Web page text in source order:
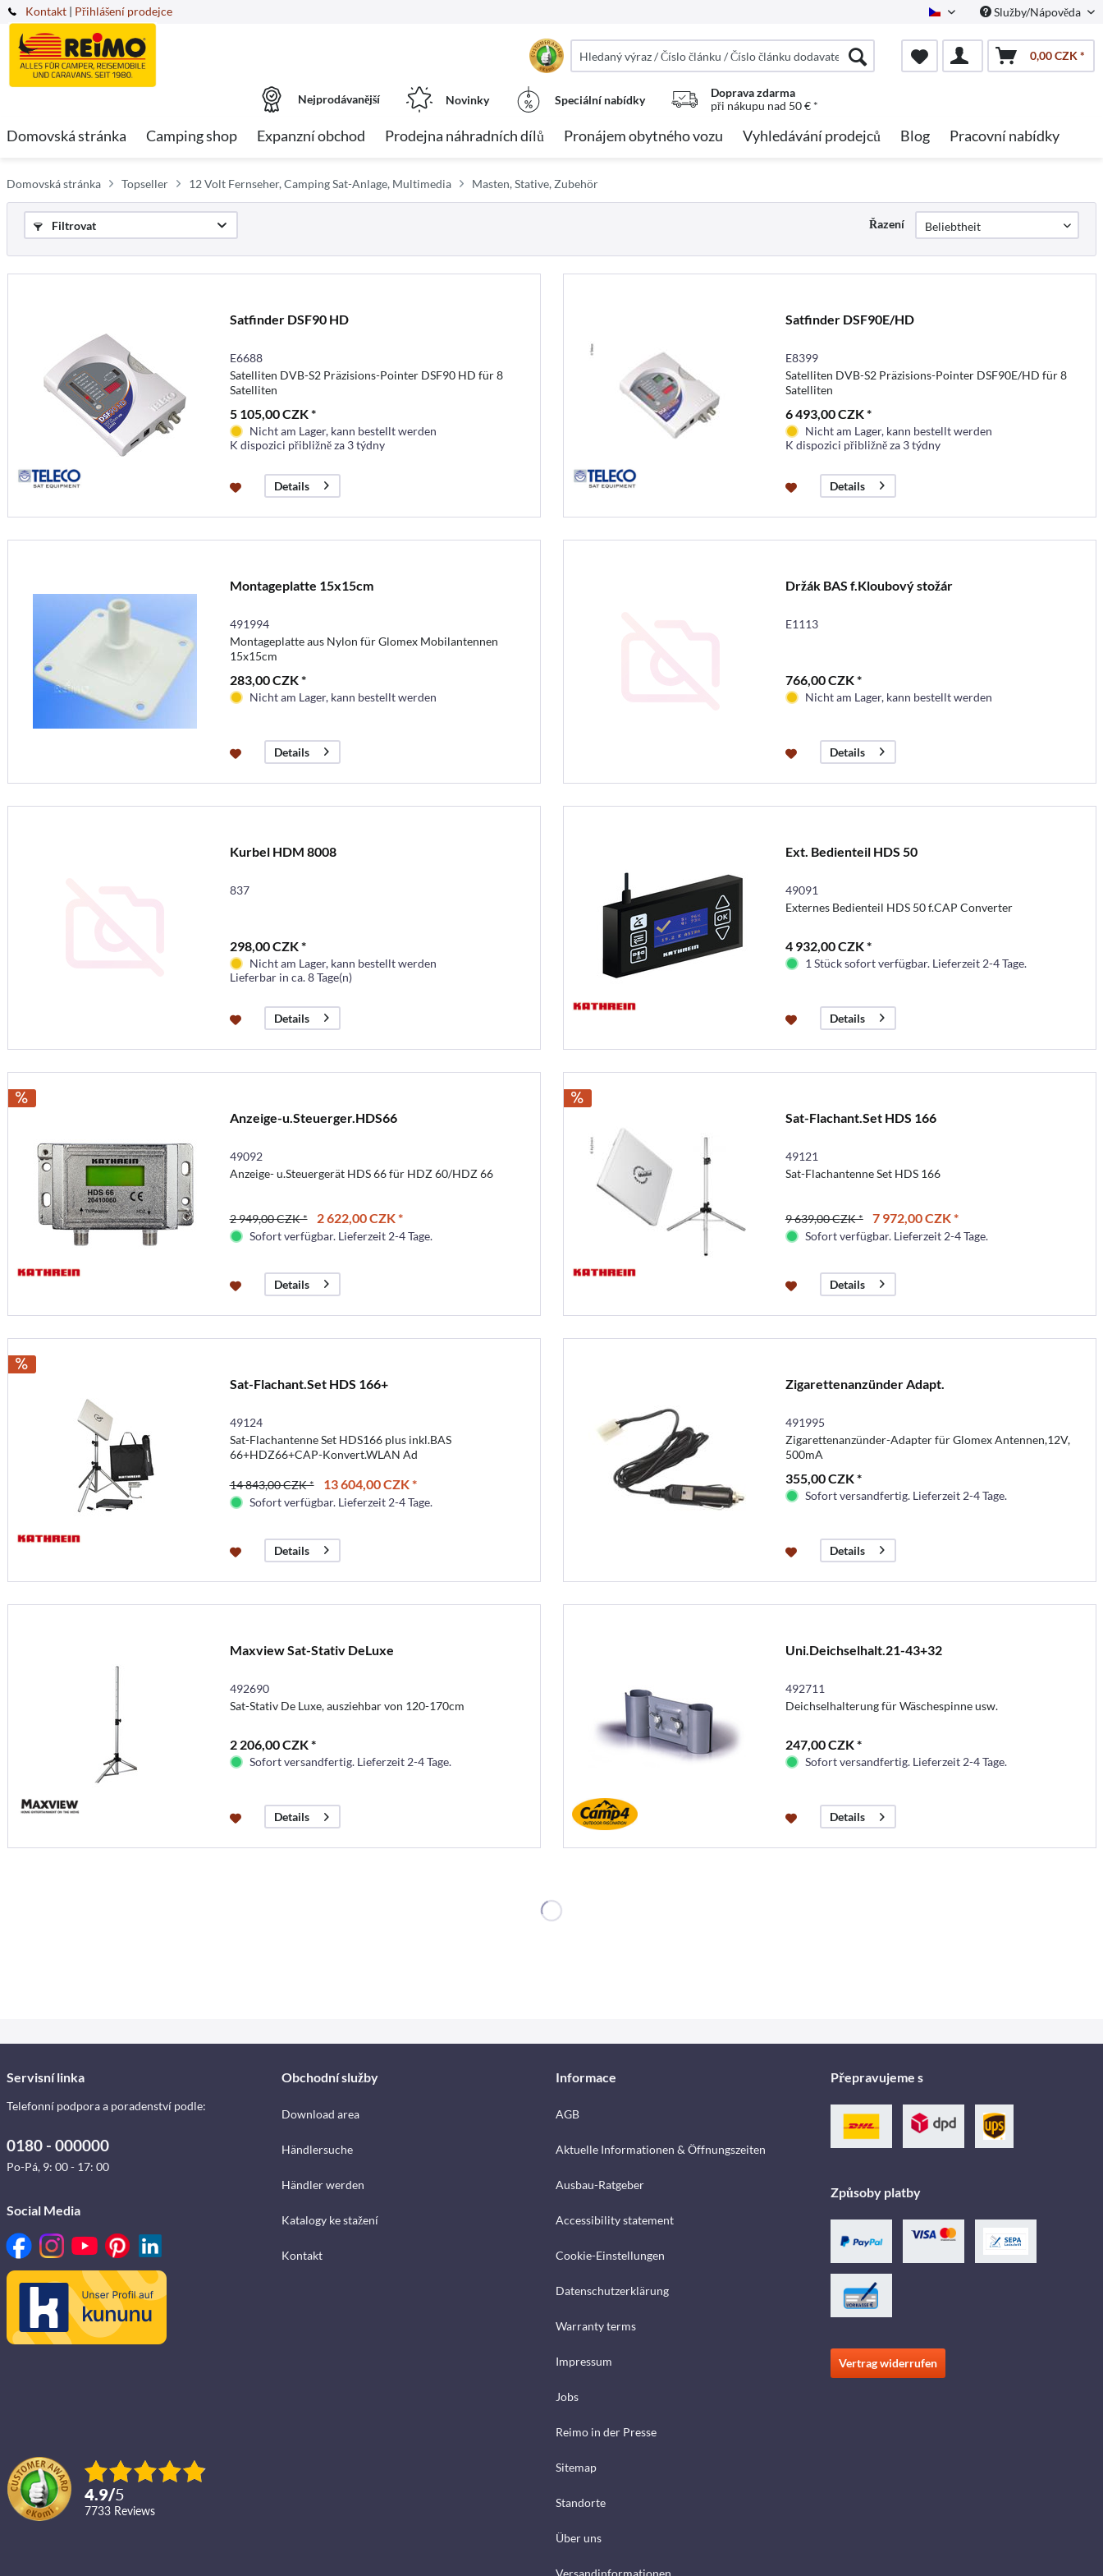
Kontakt Czech Služby/Nápověda
| Přihlášení prodejce
0,00 CZK *
Nejprodávanější Novinky Speciální nabídky
Doprava zdarma
při nákupu nad 50 € *
Domovská stránka Camping shop Expanzní obchod Prodejna náhradních dílů Pronájem obytného vozu Vyhledávání prodejců Blog Pracovní nabídky
Domovská stránka Topseller 12 Volt Fernseher, Camping Sat-Anlage, Multimedia Masten, Stative, Zubehör
Filtrovat Řazení
Satfinder DSF90 HD
E6688
Satelliten DVB-S2 Präzisions-Pointer DSF90 HD für 8
Satelliten
5 105,00 CZK *
Nicht am Lager, kann bestellt werden
K dispozici přibližně za 3 týdny
Details
Satfinder DSF90E/HD
E8399
Satelliten DVB-S2 Präzisions-Pointer DSF90E/HD für 8
Satelliten
6 493,00 CZK *
Nicht am Lager, kann bestellt werden
K dispozici přibližně za 3 týdny
Details
Montageplatte 15x15cm
491994
Montageplatte aus Nylon für Glomex Mobilantennen
15x15cm
283,00 CZK *
Nicht am Lager, kann bestellt werden
Details
Držák BAS f.Kloubový stožár
E1113
766,00 CZK *
Nicht am Lager, kann bestellt werden
Details
Kurbel HDM 8008
837
298,00 CZK *
Nicht am Lager, kann bestellt werden
Lieferbar in ca. 8 Tage(n)
Details
Ext. Bedienteil HDS 50
49091
Externes Bedienteil HDS 50 f.CAP Converter
4 932,00 CZK *
1 Stück sofort verfügbar. Lieferzeit 2-4 Tage.
Details
Anzeige-u.Steuerger.HDS66
49092
Anzeige- u.Steuergerät HDS 66 für HDZ 60/HDZ 66
2 949,00 CZK * 2 622,00 CZK *
Sofort verfügbar. Lieferzeit 2-4 Tage.
Details
Sat-Flachant.Set HDS 166
49121
Sat-Flachantenne Set HDS 166
9 639,00 CZK * 7 972,00 CZK *
Sofort verfügbar. Lieferzeit 2-4 Tage.
Details
Sat-Flachant.Set HDS 166+
49124
Sat-Flachantenne Set HDS166 plus inkl.BAS
66+HDZ66+CAP-Konvert.WLAN Ad
14 843,00 CZK * 13 604,00 CZK *
Sofort verfügbar. Lieferzeit 2-4 Tage.
Details
Zigarettenanzünder Adapt.
491995
Zigarettenanzünder-Adapter für Glomex Antennen,12V,
500mA
355,00 CZK *
Sofort versandfertig. Lieferzeit 2-4 Tage.
Details
Maxview Sat-Stativ DeLuxe
492690
Sat-Stativ De Luxe, ausziehbar von 120-170cm
2 206,00 CZK *
Sofort versandfertig. Lieferzeit 2-4 Tage.
Details
Uni.Deichselhalt.21-43+32
492711
Deichselhalterung für Wäschespinne usw.
247,00 CZK *
Sofort versandfertig. Lieferzeit 2-4 Tage.
Details
Servisní linka
Telefonní podpora a poradenství podle:
0180 - 000000
Po-Pá, 9: 00 - 17: 00
Social Media
4.9/5
7733 reviews
Obchodní služby
Download area
Händlersuche
Händler werden
Katalogy ke stažení
Kontakt
Informace
AGB
Aktuelle Informationen & Öffnungszeiten
Ausbau-Ratgeber
Accessibility statement
Cookie-Einstellungen
Datenschutzerklärung
Warranty terms
Impressum
Jobs
Reimo in der Presse
Sitemap
Standorte
Über uns
Přepravujeme s
Způsoby platby
Vertrag widerrufen